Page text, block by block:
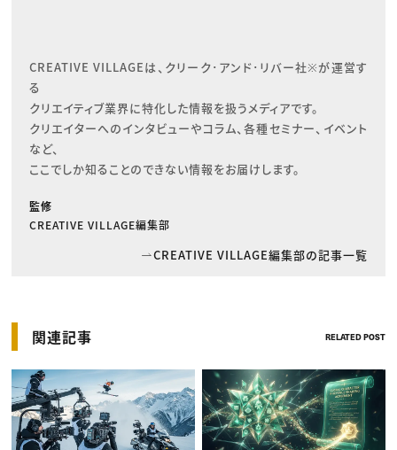
CREATIVE VILLAGEは、クリーク･アンド･リバー社※が運営す
る
クリエイティブ業界に特化した情報を扱うメディアです。
クリエイターへのインタビューやコラム、各種セミナー、イベント
など、
ここでしか知ることのできない情報をお届けします。
監修
CREATIVE VILLAGE編集部
CREATIVE VILLAGE編集部の記事一覧
関連記事 RELATED POST